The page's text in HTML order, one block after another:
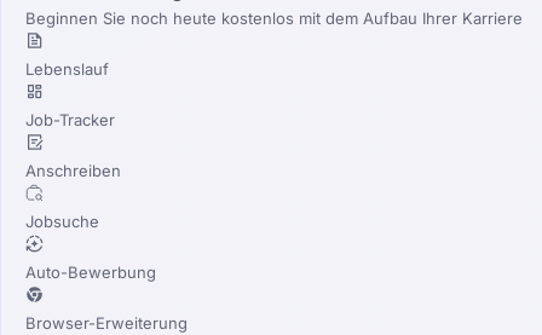
Beginnen Sie noch heute kostenlos mit dem Aufbau Ihrer Karriere
Lebenslauf
Job-Tracker
Anschreiben
Jobsuche
Auto-Bewerbung
Browser-Erweiterung